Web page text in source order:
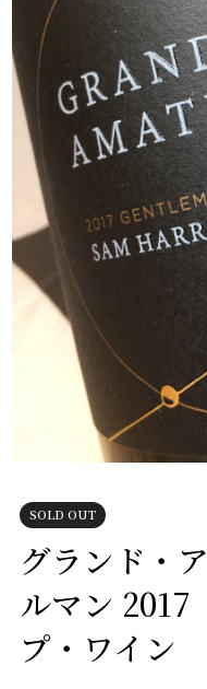
SOLD OUT
グランド・
ルマン
プ・ワイン